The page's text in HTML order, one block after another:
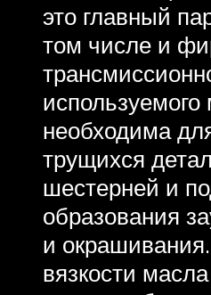
это главный
том числе и
необходима
трущихся
шестерней и
образования
и
вязкости